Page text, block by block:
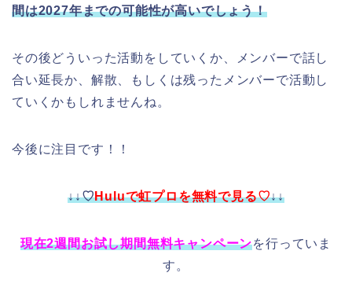
間は2027年までの可能性が高いでしょう！
その後どういった活動をしていくか、メンバーで話し
合い延長か、解散、もしくは残ったメンバーで活動し
ていくかもしれませんね。
今後に注目です！！
↓↓♡Huluで虹プロを無料で見る♡↓↓
現在2週間お試し期間無料キャンペーンを行っていま
す。